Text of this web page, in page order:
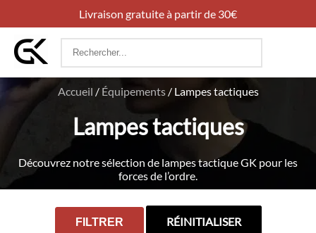
Livraison gratuite à partir de 30€
Rechercher
Accueil / Équipements/ Lampes tactiques
Lampes tactiques
Découvrez notre sélection de lampes tactique GK pour les
forces de l’ordre.
FILTRER RÉINITIALISER